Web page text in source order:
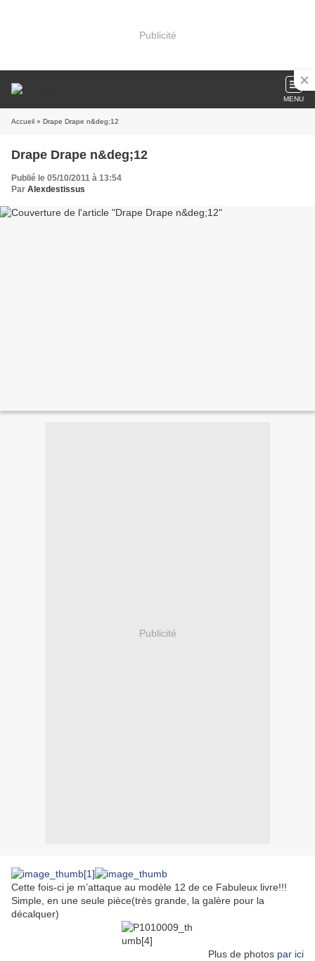
Publicité
MENU
Accueil » Drape Drape n&deg;12
Drape Drape n&deg;12
Publié le 05/10/2011 à 13:54
Par Alexdestissus
Publicité
Cette fois-ci je m’attaque au modèle 12 de ce Fabuleux livre!!!
Simple, en une seule pièce(très grande, la galère pour la
décalquer)
Plus de photos par ici